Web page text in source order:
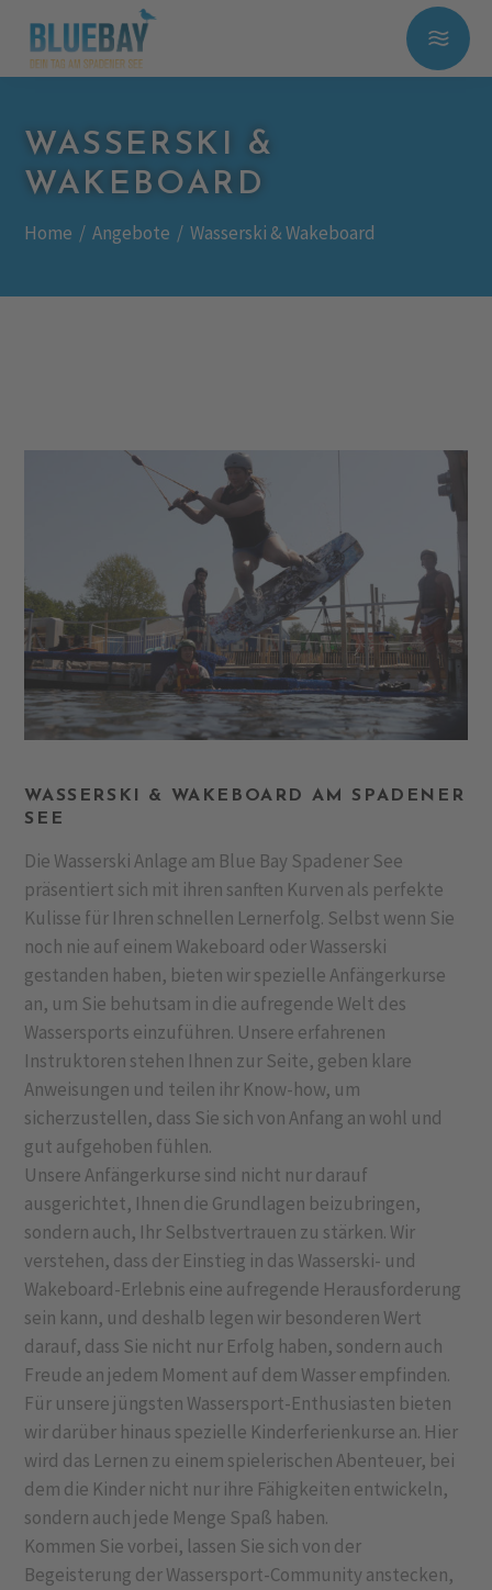
WASSERSKI &
WAKEBOARD
Home /Angebote /Wasserski & Wakeboard
WASSERSKI & WAKEBOARD AM SPADENER
SEE
Die Wasserski Anlage am Blue Bay Spadener See
präsentiert sich mit ihren sanften Kurven als perfekte
Kulisse für Ihren schnellen Lernerfolg. Selbst wenn Sie
noch nie auf einem Wakeboard oder Wasserski
gestanden haben, bieten wir spezielle Anfängerkurse
an, um Sie behutsam in die aufregende Welt des
Wassersports einzuführen. Unsere erfahrenen
Instruktoren stehen Ihnen zur Seite, geben klare
Anweisungen und teilen ihr Know-how, um
sicherzustellen, dass Sie sich von Anfang an wohl und
gut aufgehoben fühlen.
Unsere Anfängerkurse sind nicht nur darauf
ausgerichtet, Ihnen die Grundlagen beizubringen,
sondern auch, Ihr Selbstvertrauen zu stärken. Wir
verstehen, dass der Einstieg in das Wasserski- und
Wakeboard-Erlebnis eine aufregende Herausforderung
sein kann, und deshalb legen wir besonderen Wert
darauf, dass Sie nicht nur Erfolg haben, sondern auch
Freude an jedem Moment auf dem Wasser empfinden.
Für unsere jüngsten Wassersport-Enthusiasten bieten
wir darüber hinaus spezielle Kinderferienkurse an. Hier
wird das Lernen zu einem spielerischen Abenteuer, bei
dem die Kinder nicht nur ihre Fähigkeiten entwickeln,
sondern auch jede Menge Spaß haben.
Kommen Sie vorbei, lassen Sie sich von der
Begeisterung der Wassersport-Community anstecken,